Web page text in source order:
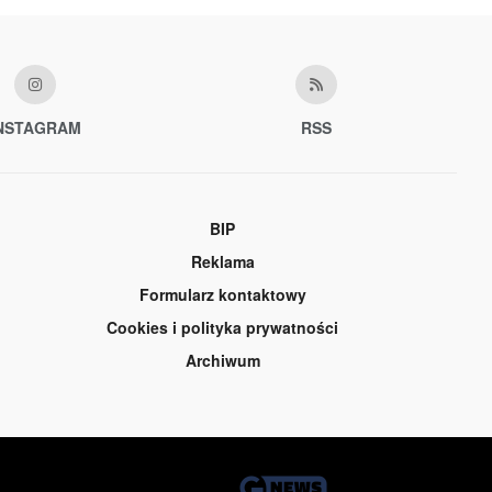
RSS
BIP
Reklama
Formularz kontaktowy
Cookies i polityka prywatności
Archiwum